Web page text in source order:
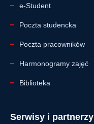
e-Student
Poczta studencka
Poczta pracowników
Harmonogramy zajęć
Biblioteka
Serwisy i partnerzy